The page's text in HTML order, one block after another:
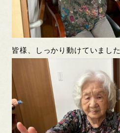
皆様、しっかり動けていました